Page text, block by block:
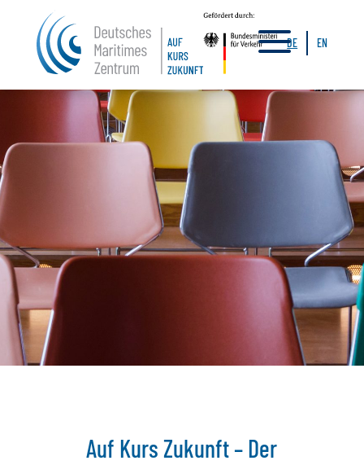
a
DE EN
Auf Kurs Zukunft – Der